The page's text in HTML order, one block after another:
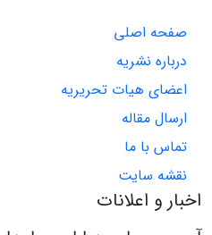
صفحه اصلی
درباره نشریه
اعضای هیات تحریریه
ارسال مقاله
تماس با ما
نقشه سایت
اخبار و اعلانات